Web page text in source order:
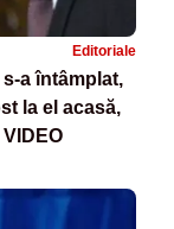
Editoriale
a întâmplat,
la el acasă,